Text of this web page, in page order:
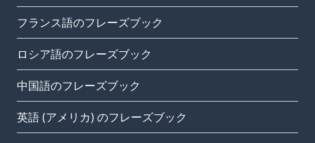
フランス語のフレーズブック
ロシア語のフレーズブック
中国語のフレーズブック
英語 (アメリカ) のフレーズブック